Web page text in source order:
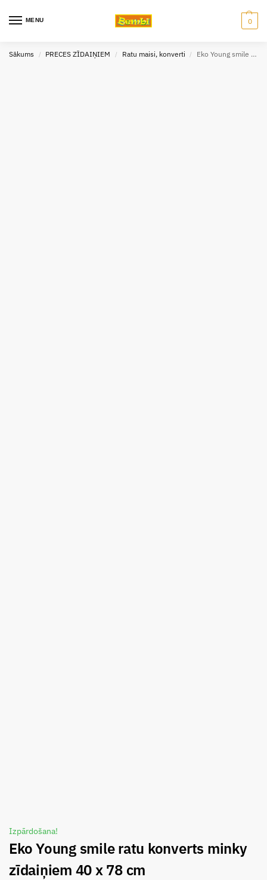
MENU 0
Sākums / PRECES ZĪDAIŅIEM / Ratu maisi, konverti / Eko Young smile ratu konverts minky zīdaiņiem 40 x 78 cm
Izpārdošana!
Eko Young smile ratu konverts minky
zīdaiņiem 40 x 78 cm